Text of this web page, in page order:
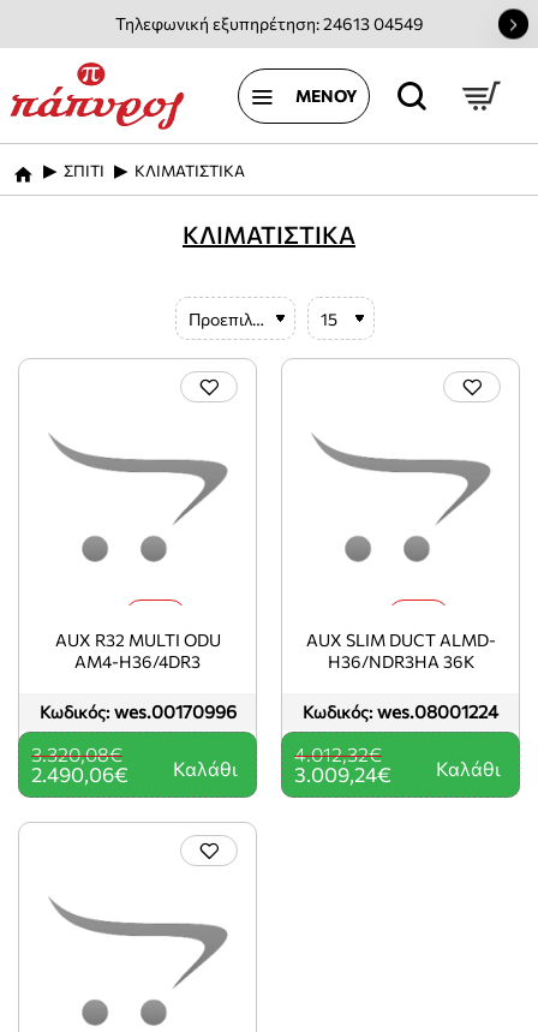
Τηλεφωνική εξυπηρέτηση: 24613 04549
home
ΣΠΙΤΙ ΚΛΙΜΑΤΙΣΤΙΚΑ
ΚΛΙΜΑΤΙΣΤΙΚΑ
Κωδικός: wes.00170996
AUX R32 MULTI ODU
AM4-H36/4DR3
2.490,06€
3.320,08€
Καλάθι
Κωδικός: wes.08001224
AUX SLIM DUCT ALMD-
H36/NDR3HA 36K
3.009,24€
4.012,32€
Καλάθι